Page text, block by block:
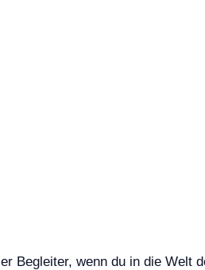
Begleiter, wenn du in die Welt